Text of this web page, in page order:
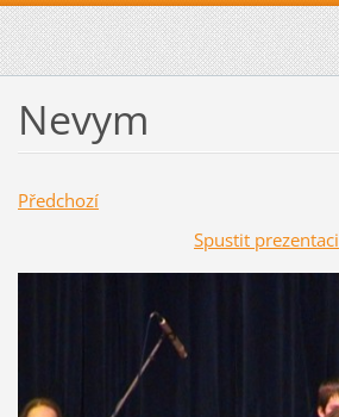
Nevym
Předchozí
Spustit prezentaci